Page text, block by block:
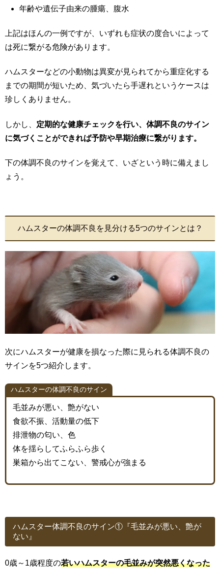
年齢や遺伝子由来の腫瘍、腹水
上記はほんの一例ですが、いずれも症状の度合いによって
は死に繋がる危険があります。
ハムスターなどの小動物は異変が見られてから重症化する
までの期間が短いため、気づいたら手遅れというケースは
珍しくありません。
しかし、 定期的な健康チェックを行い、体調不良のサイン
に気づくことができれば予防や早期治療に繋がります。
下の体調不良のサインを覚えて、いざという時に備えまし
ょう。
ハムスターの体調不良を見分ける5つのサインとは？
次にハムスターが健康を損なった際に見られる体調不良の
サインを5つ紹介します。
ハムスターの体調不良のサイン
毛並みが悪い、艶がない
食欲不振、活動量の低下
排泄物の匂い、色
体を揺らしてふらふら歩く
巣箱から出てこない、警戒心が強まる
ハムスター体調不良のサイン①『毛並みが悪い、艶が
ない』
0歳～1歳程度の若いハムスターの毛並みが突然悪くなった